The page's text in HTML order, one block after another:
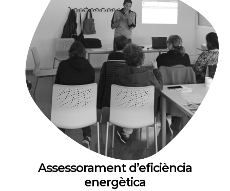
Assessorament d’eficiència
energètica